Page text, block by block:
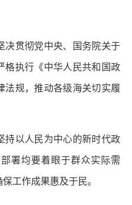
贯彻党中央、国务院关于
格执行《中华人民共和国政
法规，推动各级海关切实履
以人民为中心的新时代政
署均要着眼于群众实际需
工作成果惠及于民。